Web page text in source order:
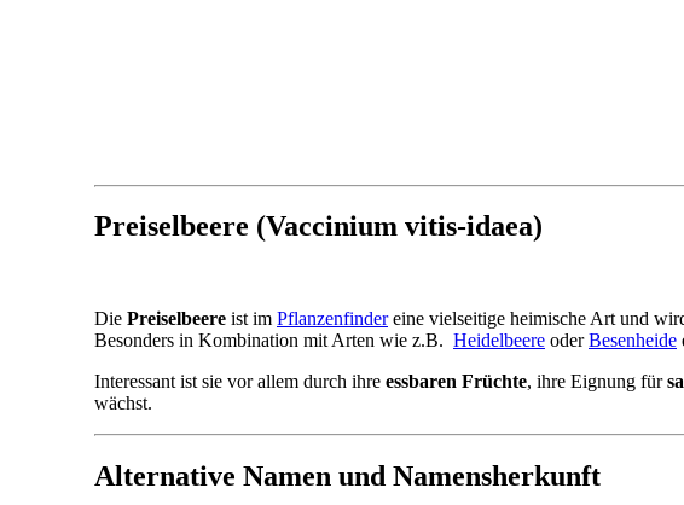
Preiselbeere (Vaccinium vitis-idaea)
Die Preiselbeere ist im Pflanzenfindereine vielseitige heimische Art und
Besonders in Kombination mit Arten wie z.B. Heidelbeere oderBesenheide
Interessant ist sie vor allem durch ihre essbaren Früchte, ihre Eignung für
wächst.
Alternative Namen und Namensherkunft